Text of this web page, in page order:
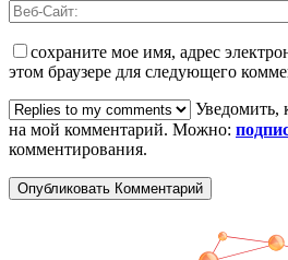
сохраните мое имя, адрес
этом браузере для следующего
Уведомить,
на мой комментарий. Можно:
комментирования.